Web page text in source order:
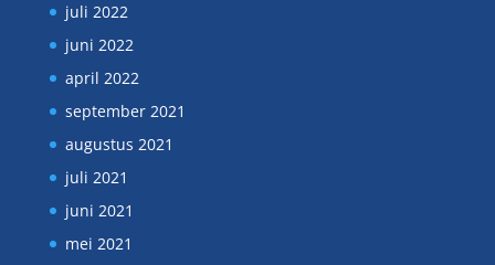
juli 2022
juni 2022
april 2022
september 2021
augustus 2021
juli 2021
juni 2021
mei 2021